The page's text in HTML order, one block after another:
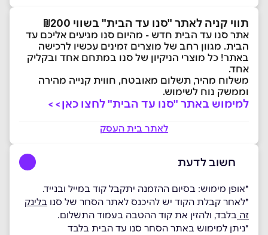
תווי קניה לאתר "סנו עד הבית" בשווי ₪200
אתר סנו עד הבית חדש - מהיום סנו מגיעים אליכם עד
הבית. מגוון רחב של מוצרים זמינים עכשיו לרכישה
באתר! כל מוצרי הניקיון של סנו במתחם אחד ובקליק
אחד.
משלוח מהיר, תשלום מאובטח, חווית קנייה מהירה
וממשק נוח לשימוש.
למימוש באתר "סנו עד הבית" לחצו כאן>>
לאתר בית העסק
חשוב לדעת
*אופן מימוש: בסיום ההזמנה יתקבל קוד במייל ובנייד.
*לאחר קבלת הקוד יש להיכנס לאתר הסחר של סנו בלינק
זה בלבד, ולהזין את קוד ההטבה בעמוד התשלום.
*ניתן למימוש באתר הסחר סנו עד הבית בלבד